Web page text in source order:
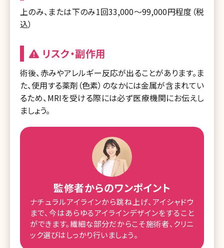
上のみ、または下のみ1回33,000～99,000円程度（税
込）
リスク・副作用
術後、赤みやアレルギー反応が出ることがあります。ま
た、使用する薬剤（色素）のなかには金属が含まれてい
るため、MRIを受ける際には必ず医療機関にお伝えし
ましょう。
監修者からのワンポイント
ナチュラルアイラインから跳ね上げ、アイシャドウ
まで、今はあらゆるアイラインデザインをすること
ができます。繊細な部分だからこそ施術者、クリニ
ック選びはしっかり行いましょう。